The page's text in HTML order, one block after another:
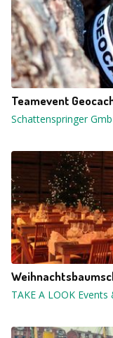
Teamevent
Schattenspringer
TAKE A LOOK